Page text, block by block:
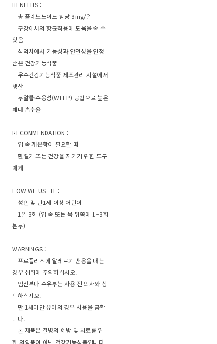
BENEFITS :
ㆍ총 플라보노이드 함량 3mg/일
ㆍ구강에서의 항균작용에 도움을 줄 수
있음
ㆍ식약처에서 기능성과 안전성을 인정
받은 건강기능식품
ㆍ우수건강기능식품 제조관리 시설에서
생산
ㆍ무알콜·수용성(WEEP) 공법으로 높은
체내 흡수율
RECOMMENDATION :
ㆍ입 속 개운함이 필요할 때
ㆍ환절기 또는 건강을 지키기 위한 모두
에게
HOW WE USE IT :
ㆍ성인 및 만1세 이상 어린이
ㆍ1일 3회 (입 속 또는 목 뒤쪽에 1~3회
분무)
WARNINGS :
ㆍ프로폴리스에 알레르기 반응을 내는
경우 섭취에 주의하십시오.
ㆍ임산부나 수유부는 사용 전 의사와 상
의하십시오.
ㆍ만 1세미만 유아의 경우 사용을 금합
니다.
ㆍ본 제품은 질병의 예방 및 치료를 위
한 의약품이 아닌 건강기능식품입니다.